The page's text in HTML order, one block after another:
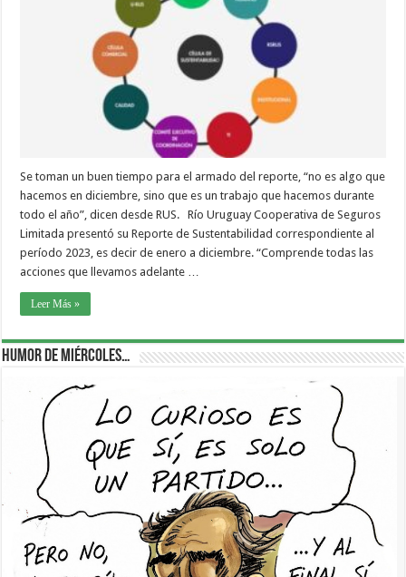
Se toman un buen tiempo para el armado del reporte, “no es algo que
hacemos en diciembre, sino que es un trabajo que hacemos durante
todo el año”, dicen desde RUS. Río Uruguay Cooperativa de Seguros
Limitada presentó su Reporte de Sustentabilidad correspondiente al
período 2023, es decir de enero a diciembre. “Comprende todas las
acciones que llevamos adelante …
Leer Más »
Humor de Miércoles…